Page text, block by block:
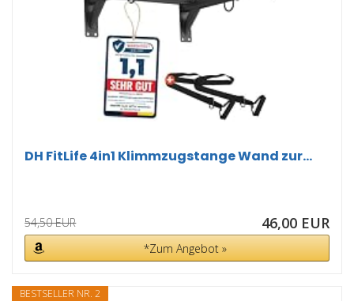
DH FitLife 4in1 Klimmzugstange Wand zur...
54,50 EUR 46,00 EUR
*Zum Angebot »
BESTSELLER NR. 2